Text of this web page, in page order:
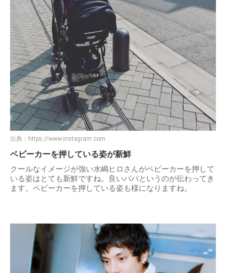
出典： https://www.instagram.com
ベビーカーを押している姿が新鮮
クールなイメージが強い水嶋ヒロさんがベビーカーを押して
いる姿はとても新鮮ですね。良いパパというのが伝わってき
ます。ベビーカーを押している姿も様になりますね。